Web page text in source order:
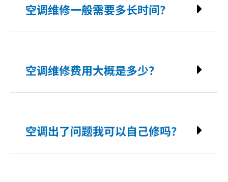
空调维修一般需要多长时间？
空调维修费用大概是多少？
空调出了问题我可以自己修吗？